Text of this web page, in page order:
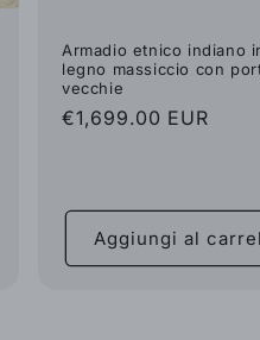
Armadio etnico indiano
legno massiccio con
vecchie
Prezzo
€1,699.00 EUR
Aggiungi al